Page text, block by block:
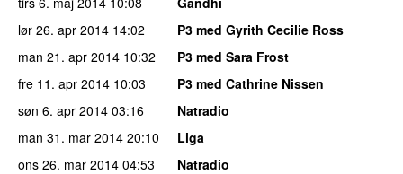
lør 26. apr 2014 14:02
P3 med Gyrith Cecilie Ross
man 21. apr 2014 10:32
P3 med Sara Frost
fre 11. apr 2014 10:03
P3 med Cathrine Nissen
søn 6. apr 2014 03:16
Natradio
man 31. mar 2014 20:10
Liga
ons 26. mar 2014 04:53
Natradio